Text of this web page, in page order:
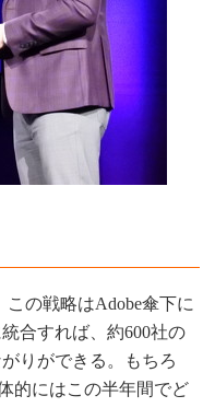
の戦略はAdobe傘下に
合すれば、約600社の
りができる。もちろ
的にはこの半年間でど